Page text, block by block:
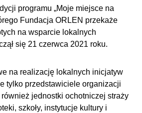
programu „Moje miejsce na
Fundacja ORLEN przekaże
na wsparcie lokalnych
się 21 czerwca 2021 roku.
na realizację lokalnych inicjatyw
tylko przedstawiciele organizacji
jednostki ochotniczej straży
szkoły, instytucje kultury i